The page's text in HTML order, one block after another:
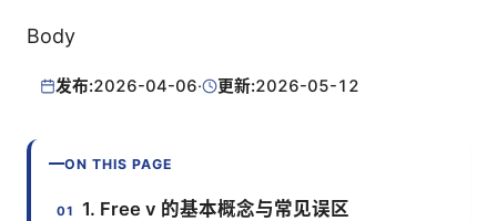
Body
发布:2026-04-06· 更新:2026-05-12
ON THIS PAGE
1. Free v 的基本概念与常见误区